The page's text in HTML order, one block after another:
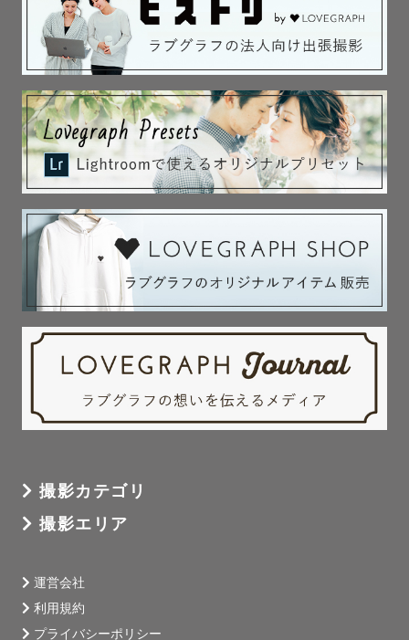
撮影カテゴリ
撮影エリア
運営会社
利用規約
プライバシーポリシー